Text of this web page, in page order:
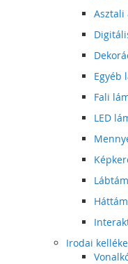
Asztali
Egyéb
Fali
LED
Irodai